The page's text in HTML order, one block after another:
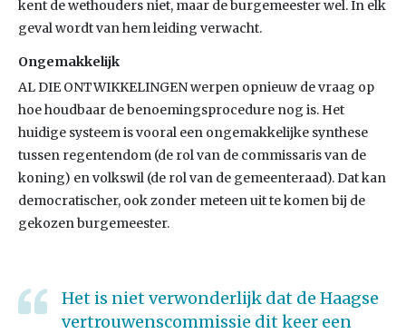
kent de wethouders niet, maar de burgemeester wel. In elk
geval wordt van hem leiding verwacht.
Ongemakkelijk
AL DIE ONTWIKKELINGEN werpen opnieuw de vraag op
hoe houdbaar de benoemingsprocedure nog is. Het
huidige systeem is vooral een ongemakkelijke synthese
tussen regentendom (de rol van de commissaris van de
koning) en volkswil (de rol van de gemeenteraad). Dat kan
democratischer, ook zonder meteen uit te komen bij de
gekozen burgemeester.
Het is niet verwonderlijk dat de Haagse
vertrouwenscommissie dit keer een